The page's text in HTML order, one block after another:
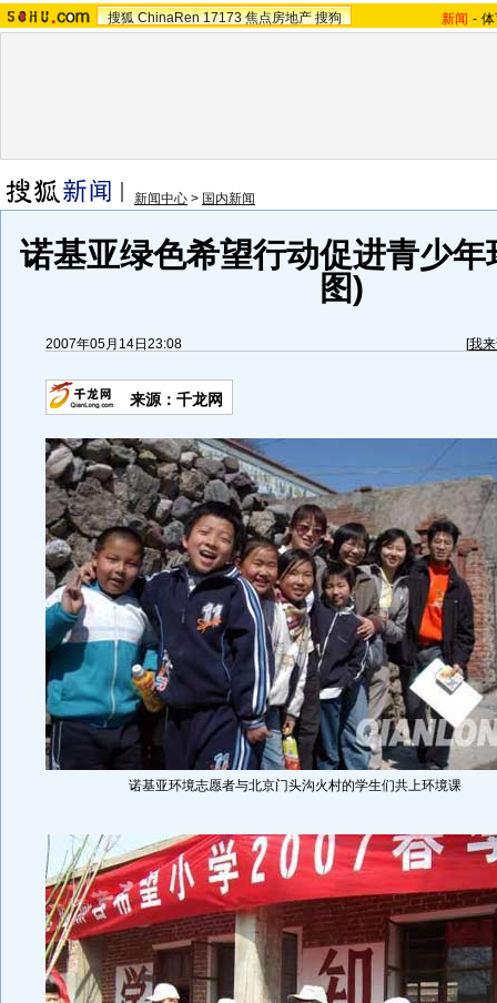
搜狐 ChinaRen 17173 焦点房地产 搜狗 新闻 -
新闻中心 > 国内新闻
诺基亚绿色希望行动促进青少年
图)
2007年05月14日23:08 [我
来源：千龙网
诺基亚环境志愿者与北京门头沟火村的学生们共上环境课